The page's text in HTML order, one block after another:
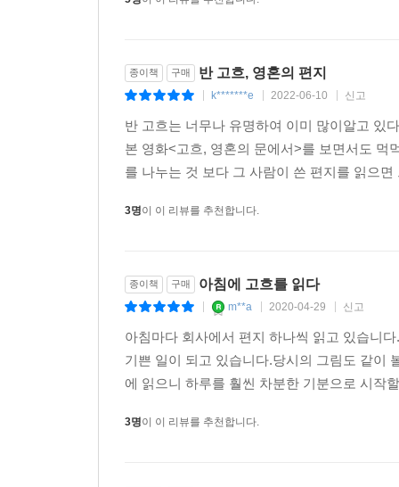
종이책 구매 반 고흐, 영혼의 편지
k*******e 2022-06-10 신고
반 고흐는 너무나 유명하여 이미 많이알고 있
본 영화<고흐, 영혼의 문에서>를 보면서도 먹
를 나누는 것 보다 그 사람이 쓴 편지를 읽으
3명이 이 리뷰를 추천합니다.
종이책 구매 아침에 고흐를 읽다
m**a 2020-04-29 신고
아침마다 회사에서 편지 하나씩 읽고 있습니
기쁜 일이 되고 있습니다.당시의 그림도 같이
에 읽으니 하루를 훨씬 차분한 기분으로 시작
3명이 이 리뷰를 추천합니다.